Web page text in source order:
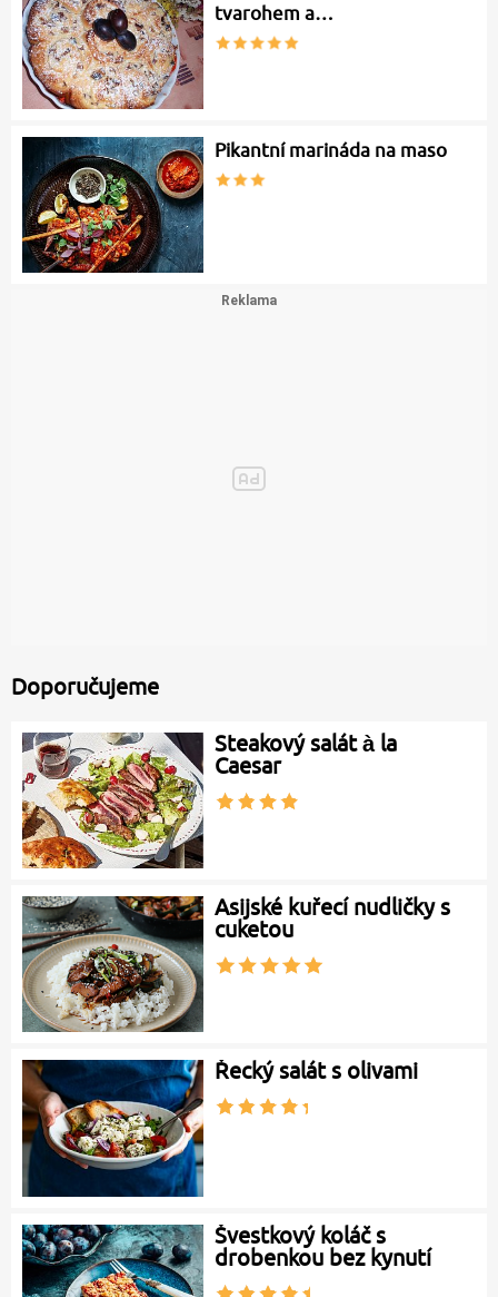
tvarohem a…
Pikantní marináda na maso
Doporučujeme
Steakový salát à la
Caesar
Asijské kuřecí nudličky s
cuketou
Řecký salát s olivami
Švestkový koláč s
drobenkou bez kynutí